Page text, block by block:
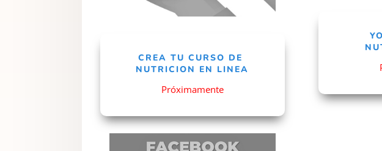
CREA TU CURSO DE
NUTRICION EN LINEA
Próximamente